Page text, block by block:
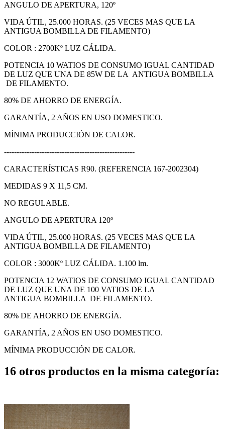
ANGULO DE APERTURA, 120º
VIDA ÚTIL, 25.000 HORAS. (25 VECES MAS QUE LA
ANTIGUA BOMBILLA DE FILAMENTO)
COLOR : 2700Kº LUZ CÁLIDA.
POTENCIA 10 WATIOS DE CONSUMO IGUAL CANTIDAD
DE LUZ QUE UNA DE 85W DE LA ANTIGUA BOMBILLA
DE FILAMENTO.
80% DE AHORRO DE ENERGÍA.
GARANTÍA, 2 AÑOS EN USO DOMESTICO.
MÍNIMA PRODUCCIÓN DE CALOR.
----------------------------------------------------
CARACTERÍSTICAS R90. (REFERENCIA 167-2002304)
MEDIDAS 9 X 11,5 CM.
NO REGULABLE.
ANGULO DE APERTURA 120º
VIDA ÚTIL, 25.000 HORAS. (25 VECES MAS QUE LA
ANTIGUA BOMBILLA DE FILAMENTO)
COLOR : 3000Kº LUZ CÁLIDA. 1.100 lm.
POTENCIA 12 WATIOS DE CONSUMO IGUAL CANTIDAD
DE LUZ QUE UNA DE 100 VATIOS DE LA
ANTIGUA BOMBILLA DE FILAMENTO.
80% DE AHORRO DE ENERGÍA.
GARANTÍA, 2 AÑOS EN USO DOMESTICO.
MÍNIMA PRODUCCIÓN DE CALOR.
16 otros productos en la misma categoría: